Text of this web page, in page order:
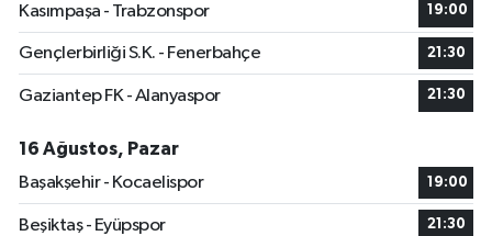
Kasımpaşa - Trabzonspor 19:00
Gençlerbirliği S.K. - Fenerbahçe 21:30
Gaziantep FK - Alanyaspor 21:30
16 Ağustos, Pazar
Başakşehir - Kocaelispor
19:00
Beşiktaş - Eyüpspor 21:30